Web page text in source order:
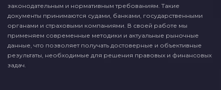
законодательным и нормативным требованиям. Такие
документы принимаются судами, банками, государственными
органами и страховыми компаниями. В своей работе мы
применяем современные методики и актуальные рыночные
данные, что позволяет получать достоверные и объективные
результаты, необходимые для решения правовых и финансовых
задач.